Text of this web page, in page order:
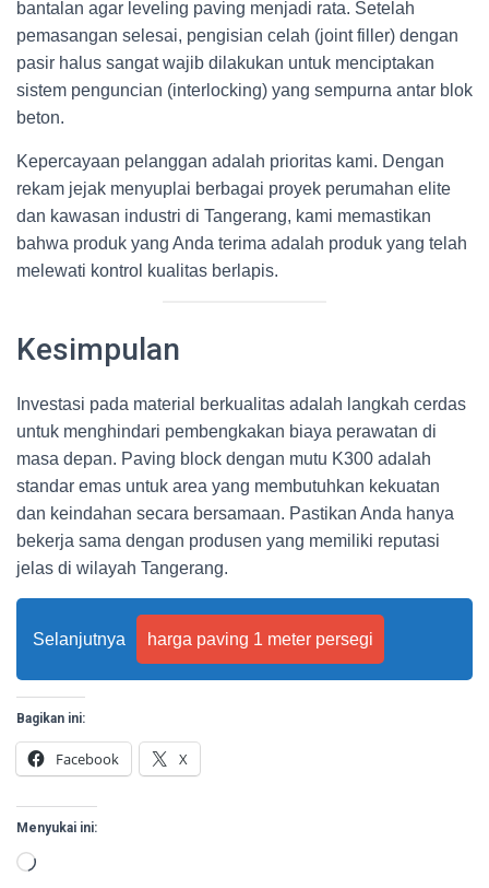
bantalan agar leveling paving menjadi rata. Setelah
pemasangan selesai, pengisian celah (joint filler) dengan
pasir halus sangat wajib dilakukan untuk menciptakan
sistem penguncian (interlocking) yang sempurna antar blok
beton.
Kepercayaan pelanggan adalah prioritas kami. Dengan
rekam jejak menyuplai berbagai proyek perumahan elite
dan kawasan industri di Tangerang, kami memastikan
bahwa produk yang Anda terima adalah produk yang telah
melewati kontrol kualitas berlapis.
Kesimpulan
Investasi pada material berkualitas adalah langkah cerdas
untuk menghindari pembengkakan biaya perawatan di
masa depan. Paving block dengan mutu K300 adalah
standar emas untuk area yang membutuhkan kekuatan
dan keindahan secara bersamaan. Pastikan Anda hanya
bekerja sama dengan produsen yang memiliki reputasi
jelas di wilayah Tangerang.
Selanjutnya harga paving 1 meter persegi
Bagikan ini:
Facebook X
Menyukai ini:
Memuat...